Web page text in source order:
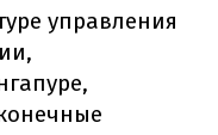
управления